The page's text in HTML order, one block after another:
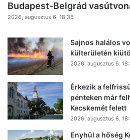
Budapest-Belgrád
2026, augusztus 6. 18:35
Sajnos halálos
külterületén
2026, augusztus 6.
Érkezik a
pénteken már
Kecskemét felett
2026, augusztus 6.
Enyhül a hőség